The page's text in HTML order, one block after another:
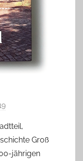
n
T
a
Groß
jährigen